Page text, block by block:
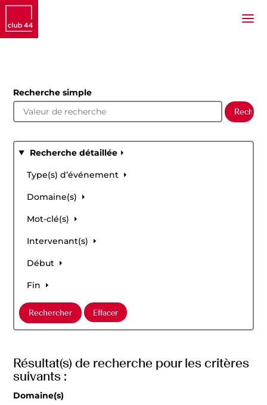
Recherche simple
Recherche détaillée
Type(s) d’événement
Domaine(s)
Mot-clé(s)
Intervenant(s)
Début
Fin
Résultat(s) de recherche pour les critères
suivants :
Domaine(s)